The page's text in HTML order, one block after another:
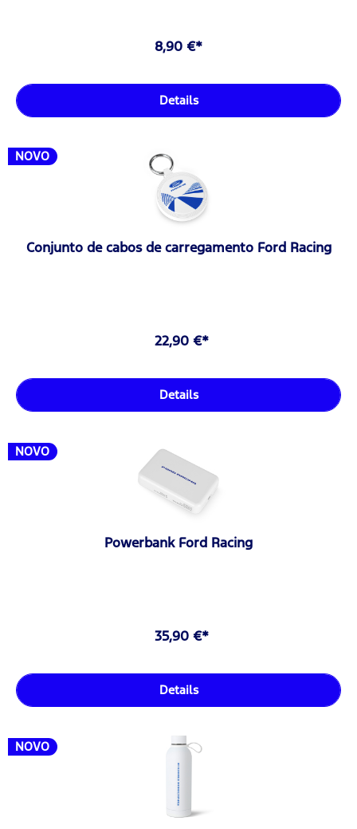
8,90 €*
Details
NOVO
Conjunto de cabos de carregamento Ford Racing
22,90 €*
Details
NOVO
Powerbank Ford Racing
35,90 €*
Details
NOVO